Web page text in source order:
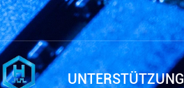
UNTERSTÜTZUNG